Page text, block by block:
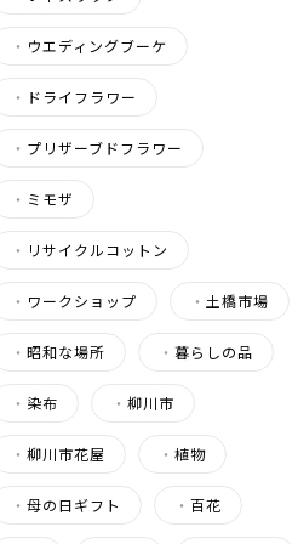
・ ウエディングブーケ
・ ドライフラワー
・ プリザーブドフラワー
・ ミモザ
・ リサイクルコットン
・ ワークショップ ・ 土橋市場
・ 昭和な場所 ・ 暮らしの品
・ 染布 ・ 柳川市
・ 柳川市花屋 ・ 植物
・ 母の日ギフト ・ 百花